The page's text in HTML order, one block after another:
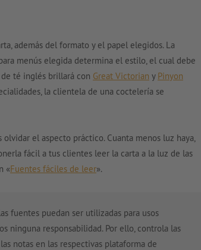
además del formato y el papel elegidos. La
menús elegida determina el estilo, el cual debe
té inglés brillará con Great Victorian y Pinyon
la clientela de una coctelería se
el aspecto práctico. Cuanta menos luz haya,
fácil a tus clientes leer la carta a la luz de las
«Fuentes fáciles de leer».
fuentes puedan ser utilizadas para usos
ninguna responsabilidad. Por ello, controla las
notas en las respectivas plataforma de